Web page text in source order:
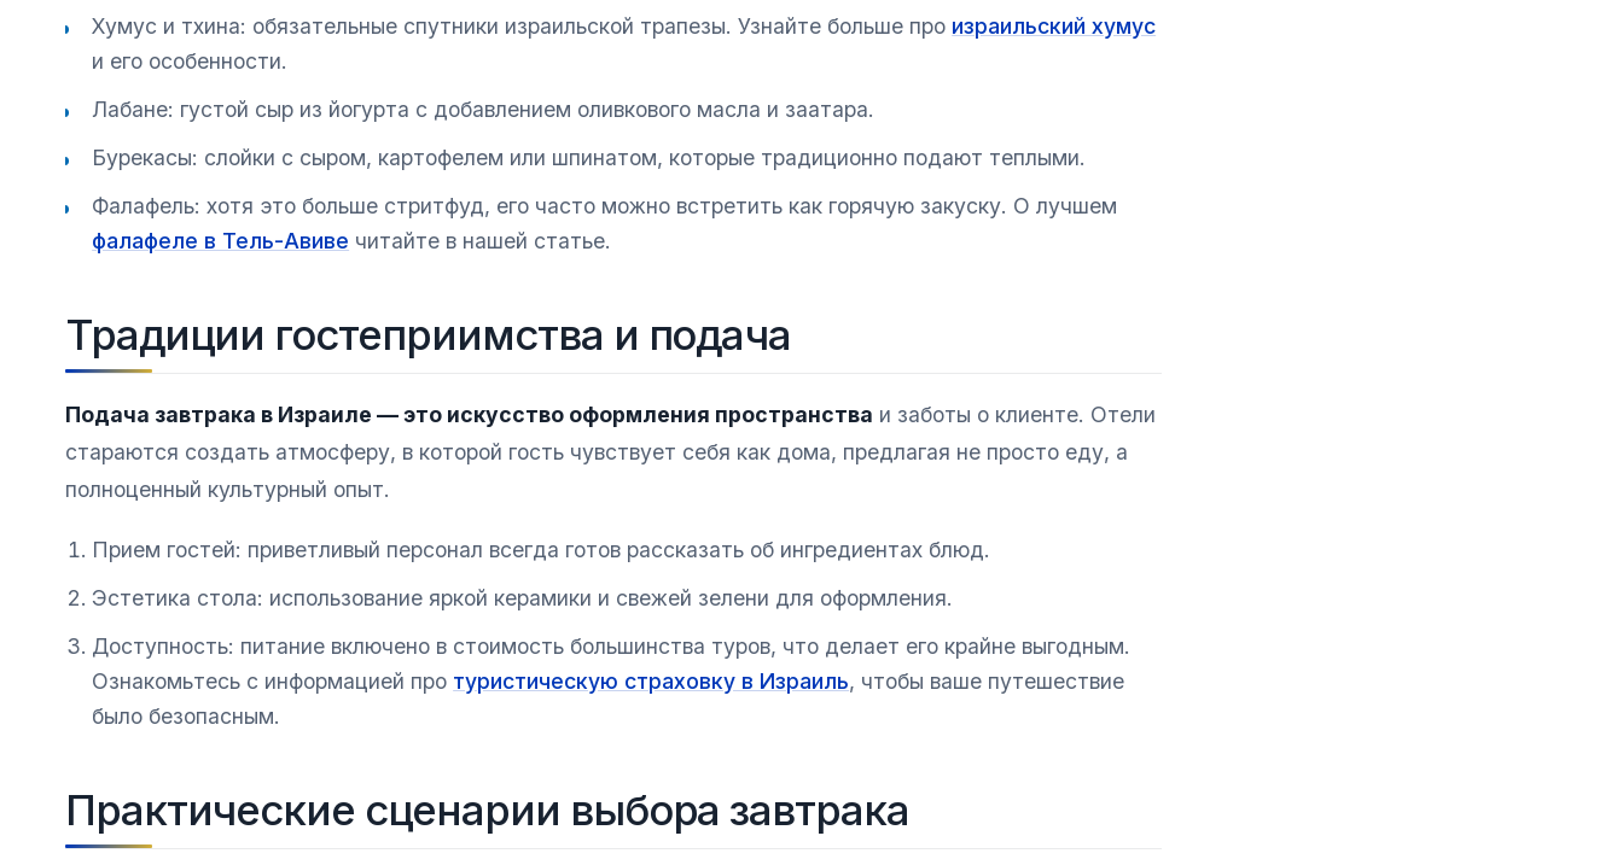
Хумус и тхина: обязательные спутники израильской трапезы. Узнайте больше про израильский хумус
и его особенности.
Лабане: густой сыр из йогурта с добавлением оливкового масла и заатара.
Бурекасы: слойки с сыром, картофелем или шпинатом, которые традиционно подают теплыми.
Фалафель: хотя это больше стритфуд, его часто можно встретить как горячую закуску. О лучшем
фалафеле в Тель-Авиве читайте в нашей статье.
Традиции гостеприимства и подача
Подача завтрака в Израиле — это искусство оформления пространства и заботы о клиенте. Отели
стараются создать атмосферу, в которой гость чувствует себя как дома, предлагая не просто еду, а
полноценный культурный опыт.
Прием гостей: приветливый персонал всегда готов рассказать об ингредиентах блюд.
Эстетика стола: использование яркой керамики и свежей зелени для оформления.
Доступность: питание включено в стоимость большинства туров, что делает его крайне выгодным.
Ознакомьтесь с информацией про туристическую страховку в Израиль, чтобы ваше путешествие
было безопасным.
Практические сценарии выбора завтрака